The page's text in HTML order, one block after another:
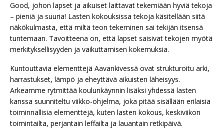
Good, johon lapset ja aikuiset laittavat tekemiään hyviä tekoja
– pieniä ja suuria! Lasten kokouksissa tekoja käsitellään siitä
näkökulmasta, että miltä teon tekeminen sai tekijän itsensä
tuntemaan. Tavoitteena on, että lapset saisivat tekojen myötä
merkityksellisyyden ja vaikuttamisen kokemuksia.
Kuntouttavia elementtejä Aavankivessä ovat strukturoitu arki,
harrastukset, lämpö ja eheyttävä aikuisten läheisyys.
Arkeamme rytmittää koulunkäynnin lisäksi yhdessä lasten
kanssa suunniteltu viikko-ohjelma, joka pitää sisällään erilaisia
toiminnallisia elementtejä, kuten lasten kokous, keskiviikon
toimintailta, perjantain leffailta ja lauantain retkipäivä.